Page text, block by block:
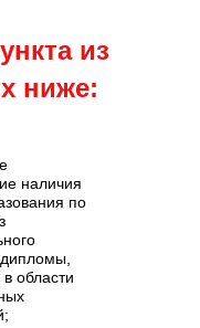
из
ниже:
наличия
по
области